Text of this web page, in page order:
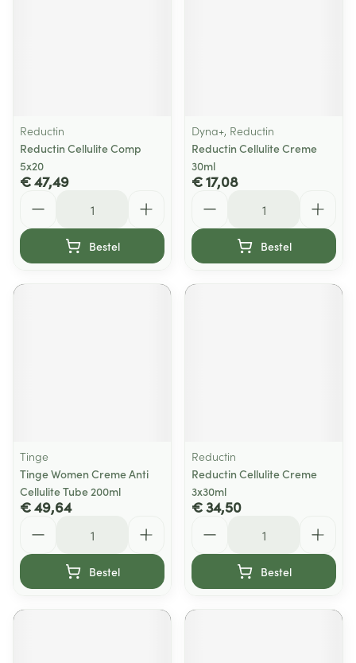
Reductin
Reductin Cellulite Comp
5x20
€ 47,49
Bestel
Dyna+, Reductin
Reductin Cellulite Creme
30ml
€ 17,08
Bestel
Tinge
Tinge Women Creme Anti
Cellulite Tube 200ml
€ 49,64
Bestel
Reductin
Reductin Cellulite Creme
3x30ml
€ 34,50
Bestel